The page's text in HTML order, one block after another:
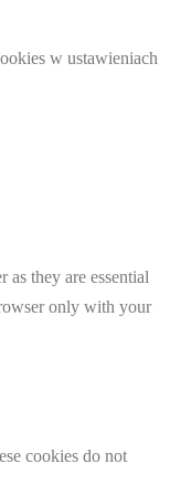
w ustawieniach
as they are essential
only with your
cookies do not